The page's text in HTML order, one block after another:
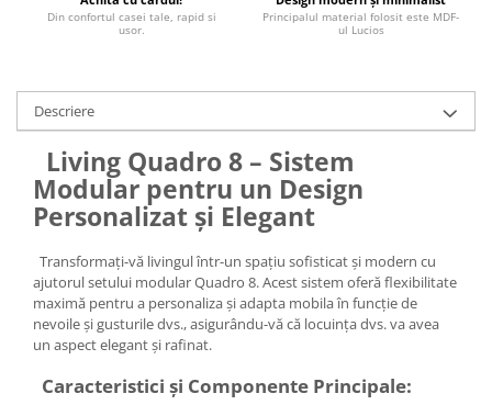
Din confortul casei tale, rapid si
usor.
Principalul material folosit este MDF-
ul Lucios
Descriere
Living Quadro 8 – Sistem
Modular pentru un Design
Personalizat și Elegant
Transformați-vă livingul într-un spațiu sofisticat și modern cu
ajutorul setului modular Quadro 8. Acest sistem oferă flexibilitate
maximă pentru a personaliza și adapta mobila în funcție de
nevoile și gusturile dvs., asigurându-vă că locuința dvs. va avea
un aspect elegant și rafinat.
Caracteristici și Componente Principale: